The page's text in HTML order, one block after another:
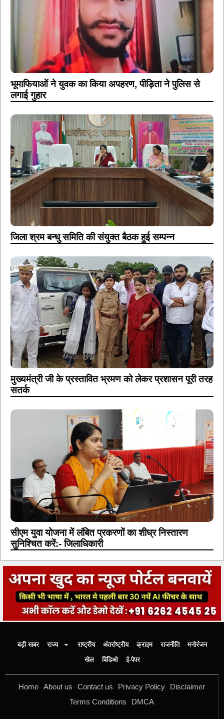
भूमाफियाओं ने युवक का किया अपहरण, पीड़िता ने पुलिस से
लगाई गुहार
जिला श्रम बन्धु समिति की संयुक्त बैठक हुई सम्पन्न
मुख्यमंत्री जी के प्रस्तावित भ्रमण को लेकर प्रशासन पूरी तरह
सतर्क
सीएम युवा योजना में लंबित प्रकरणों का शीघ्र निस्तारण
सुनिश्चित करें:- जिलाधिकारी
बड़ी खबर राज्य राष्ट्रीय अंतर्राष्ट्रीय क्राइम राजनीति
मनोरंजन
खेल
विडिओ ई-पेपर
Home About us Contact us Privacy Policy
Disclaimer
Terms Conditions
DMCA